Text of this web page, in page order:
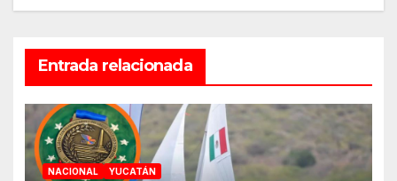
Entrada relacionada
NACIONAL YUCATÁN